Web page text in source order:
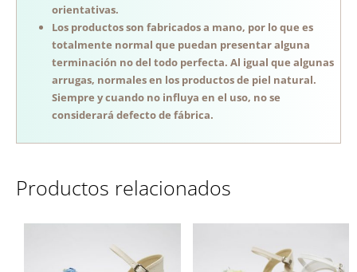
orientativas.
Los productos son fabricados a mano, por lo que es
totalmente normal que puedan presentar alguna
terminación no del todo perfecta. Al igual que algunas
arrugas, normales en los productos de piel natural.
Siempre y cuando no influya en el uso, no se
considerará defecto de fábrica.
Productos relacionados